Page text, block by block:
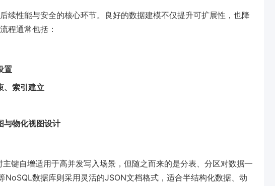
续性能与安全的核心环节。良好的数据建模不仅提升可扩展性，也降
程通常包括：
置
、索引建立
与物化视图设计
键自增适用于高并发写入场景，但随之而来的是分表、分区对数据一
NoSQL数据库则采用灵活的JSON文档格式，适合半结构化数据、动